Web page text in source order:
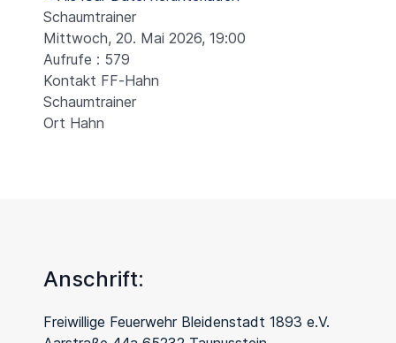
Schaumtrainer
Mittwoch, 20. Mai 2026, 19:00
Aufrufe : 579
Kontakt FF-Hahn
Schaumtrainer
Ort Hahn
Anschrift:
Freiwillige Feuerwehr Bleidenstadt 1893 e.V.